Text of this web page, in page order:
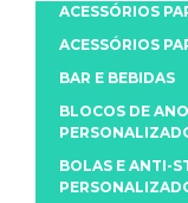
ACESSÓRIOS
ACESSÓRIOS
BAR E BEBIDAS
BLOCOS DE
BOLAS E ANTI-